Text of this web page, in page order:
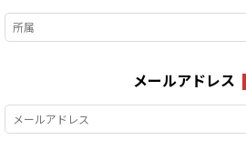
メールアドレス